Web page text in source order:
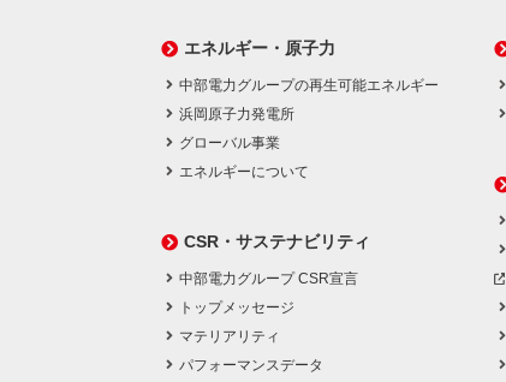
エネルギー・原子力
中部電力グループの再生可能エネルギー
浜岡原子力発電所
グローバル事業
エネルギーについて
CSR・サステナビリティ
中部電力グループ CSR宣言
トップメッセージ
マテリアリティ
パフォーマンスデータ